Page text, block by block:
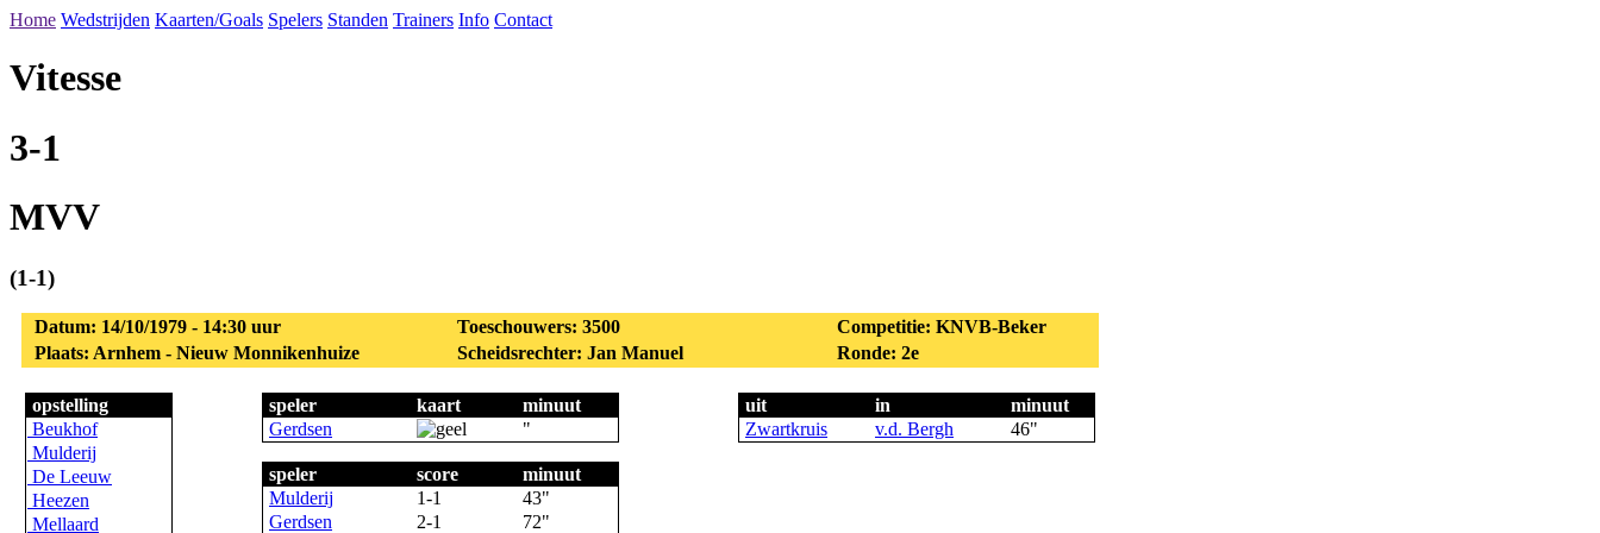
Home Wedstrijden Kaarten/Goals Spelers Standen Trainers Info Contact
Vitesse
3-1
MVV
(1-1)
Datum: 14/10/1979 - 14:30 uur Toeschouwers: 3500
Competitie: KNVB-Beker
Plaats: Arnhem - Nieuw Monnikenhuize
Scheidsrechter: Jan Manuel Ronde: 2e
opstelling
Beukhof
Mulderij
De Leeuw
Heezen
Mellaard
speler kaart
minuut
Gerdsen
"
speler score
minuut
Mulderij
1-1
43"
Gerdsen
2-1 72"
uit in
minuut
Zwartkruis
v.d. Bergh 46"